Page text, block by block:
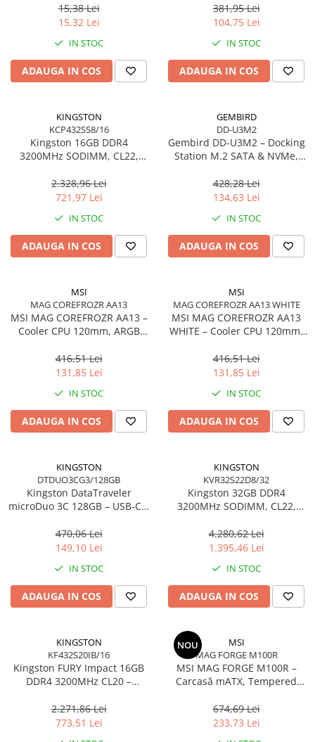
15,38 Lei
15,32 Lei
IN STOC
ADAUGA IN COS
Black
381,95 Lei
104,75 Lei
IN STOC
ADAUGA IN COS
KINGSTON
KCP432SS8/16
Kingston 16GB DDR4
3200MHz SODIMM, CL22,
KCP432SS8/16
2.328,96 Lei
721,97 Lei
IN STOC
ADAUGA IN COS
GEMBIRD
DD-U3M2
Gembird DD‑U3M2 – Docking
Station M.2 SATA & NVMe,
428,28 Lei
134,63 Lei
IN STOC
ADAUGA IN COS
MSI
MAG COREFROZR AA13
MSI MAG COREFROZR AA13 –
Cooler CPU 120mm, ARGB
416,51 Lei
131,85 Lei
IN STOC
ADAUGA IN COS
MSI
MAG COREFROZR AA13 WHITE
MSI MAG COREFROZR AA13
WHITE – Cooler CPU 120mm,
White
416,51 Lei
131,85 Lei
IN STOC
ADAUGA IN COS
KINGSTON
DTDUO3CG3/128GB
Kingston DataTraveler
microDuo 3C 128GB – USB‑C +
Gen1, DTDUO3CG3/128GB
470,06 Lei
149,10 Lei
IN STOC
ADAUGA IN COS
KINGSTON
KVR32S22D8/32
Kingston 32GB DDR4
3200MHz SODIMM, CL22,
KVR32S22D8/32
4.280,62 Lei
1.395,46 Lei
IN STOC
ADAUGA IN COS
KINGSTON
KF432S20IB/16
Kingston FURY Impact 16GB
DDR4 3200MHz CL20 –
2.271,86 Lei
773,51 Lei
NOU
MSI
MAG FORGE M100R
MSI MAG FORGE M100R –
Carcasă mATX, Tempered
optimizat
674,69 Lei
233,73 Lei